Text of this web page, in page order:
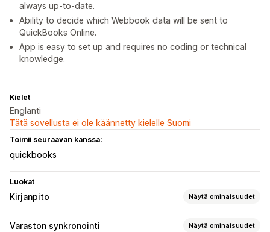
always up-to-date.
Ability to decide which Webbook data will be sent to
QuickBooks Online.
App is easy to set up and requires no coding or technical
knowledge.
Kielet
Englanti
Tätä sovellusta ei ole käännetty kielelle Suomi
Toimii seuraavan kanssa:
quickbooks
Luokat
Kirjanpito Näytä ominaisuudet
Talousraportit
Varaston synkronointi Näytä ominaisuudet